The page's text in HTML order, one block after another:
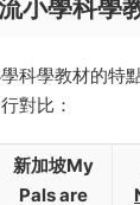
小學科學
科學教材的特
對比：
新加坡My
Pals are